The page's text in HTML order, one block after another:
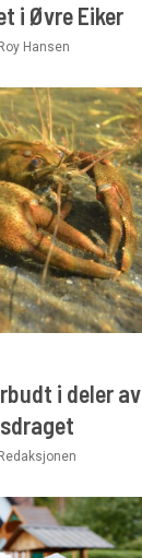
i Øvre Eiker
Roy Hansen
i deler av
Redaksjonen